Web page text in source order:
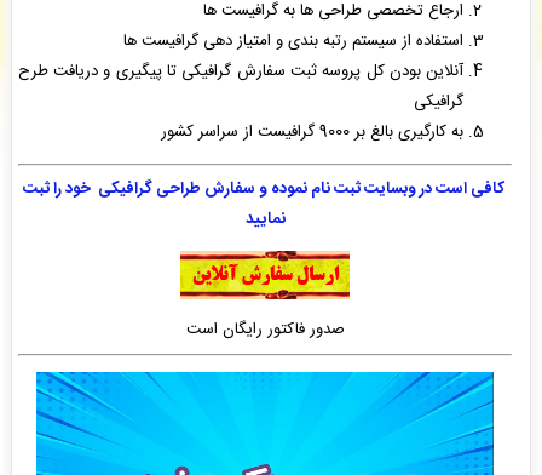
علی بهرامی: سفارش تایپ، صفحه آرایی شما ثبت شد به زودی توسط اپراتور بررسی خواهد شد. -
( پنجشنبه ۰۵/۰۵/۱۵ ۱۸:۵۳:۲۷)
مینا خیری: سفارش گویندگی از کتاب شما بررسی و پیش فاکتور برای شما صادر گردید. -(
پنجشنبه ۰۵/۰۵/۱۵ ۱۸:۵۲:۵۸)
ایران تایپیست. شعبه انقلاب
تحویل داده شده است. -( پنجشنبه ۰۵/۰۵/۱۵ ۱۸:۴۸:۲۰)
ارجاع تخصصی طراحی ها به گرافیست ها
استفاده از سیستم رتبه بندی و امتیاز دهی گرافیست ها
آنلاین بودن کل پروسه ثبت سفارش گرافیکی تا پیگیری و دریافت طرح
گرافیکی
به کارگیری بالغ بر 9000 گرافیست از سراسر کشور
کافی است در وبسایت ثبت نام نموده و سفارش طراحی گرافیکی خود را ثبت
نمایید
صدور فاکتور رایگان است